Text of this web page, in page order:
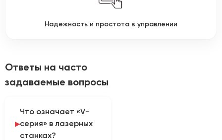
Надежность и простота в управлении
Ответы на часто
задаваемые вопросы
Что означает «V-
серия» в лазерных
станках?